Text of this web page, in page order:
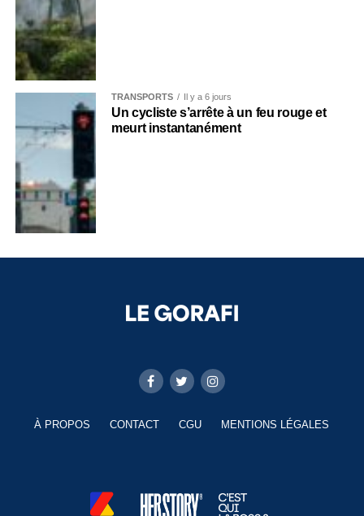
TRANSPORTS Il y a 6 jours
Un cycliste s’arrête à un feu rouge et
meurt instantanément
À PROPOS CONTACT CGU MENTIONS LÉGALES